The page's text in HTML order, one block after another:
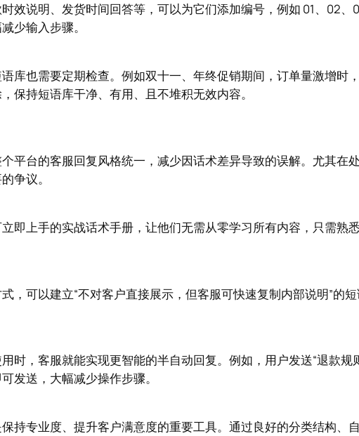
效说明、发货时间回答等，可以为它们添加编号，例如 01、02、
少输入步骤。
库也需要定期检查。例如双十一、年终促销期间，订单量激增时
保持短语库干净、有用、且不堆积无效内容。
平台的客服回复风格统一，减少因话术差异导致的误解。尤其在
争议。
即上手的实战话术手册，让他们无需从零学习所有内容，只需熟
，可以建立“不对客户直接展示，但客服可快速复制内部说明”的
时，客服就能实现更智能的半自动回复。例如，用户发送“退款规
发送，大幅减少操作步骤。
持专业度、提升客户满意度的重要工具。通过良好的分类结构、